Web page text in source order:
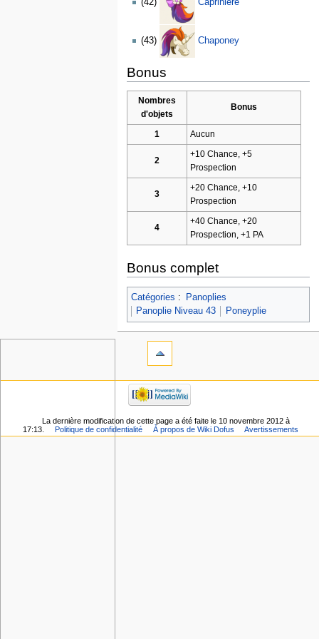
(43) Chaponey
Bonus
Nombres
d'objets
Bonus
1 Aucun
2
+10 Chance, +5
Prospection
3
+20 Chance, +10
Prospection
4
+40 Chance, +20
Prospection, +1 PA
Bonus complet
Catégories :
Panoplies
Panoplie Niveau 43
Poneyplie
La dernière modification de cette page a été faite le 10 novembre 2012 à
17:13.
Politique de confidentialité À propos de Wiki Dofus Avertissements